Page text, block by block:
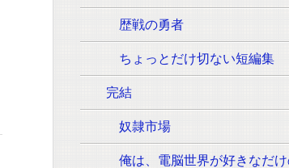
歴戦の勇者
ちょっとだけ切ない短編集
完結
奴隷市場